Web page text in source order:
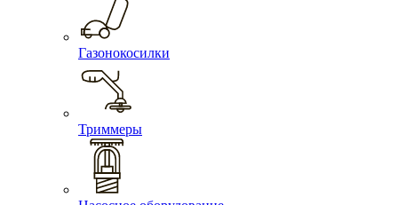
Газонокосилки
Триммеры